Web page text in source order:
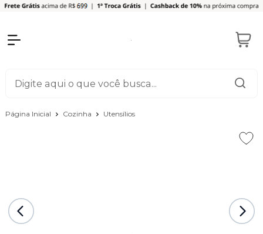
Página Inicial Cozinha Utensílios